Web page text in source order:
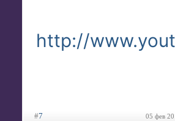
http://
#7 05 фев